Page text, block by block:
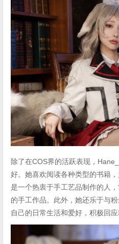
除了在COS界的活跃表现，
好。她喜欢阅读各种类型的书籍
是一个热衷于手工艺品制作的人
的手工作品。此外，她还乐于与
自己的日常生活和爱好，积极回应